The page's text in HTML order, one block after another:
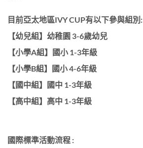
目前亞太地區IVY CUP有以下參與組別:
【幼兒組】幼稚園 3-6歲幼兒
【小學A組】國小 1-3年級
【小學B組】國小 4-6年級
【國中組】國中 1-3年級
【高中組】高中 1-3年級
國際標準活動流程 :